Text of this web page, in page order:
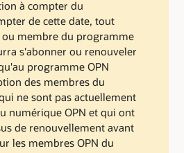
à compter du
de cette date, tout
membre du programme
s'abonner ou renouveler
programme OPN
des membres du
ne sont pas actuellement
numérique OPN et qui ont
de renouvellement avant
les membres OPN du